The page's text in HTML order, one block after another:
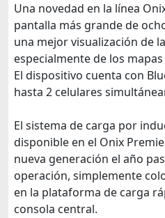
Una novedad en la línea
pantalla más grande de
una mejor visualización de
especialmente de los
El dispositivo cuenta con
hasta 2 celulares
El sistema de carga por
disponible en el Onix
nueva generación el año
operación, simplemente
en la plataforma de carga
consola central.